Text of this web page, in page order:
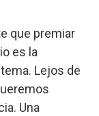
que premiar
es la
Lejos de
Una